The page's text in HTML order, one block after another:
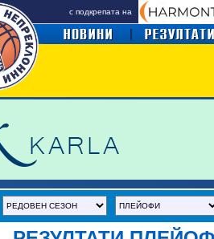
с подкрепата на